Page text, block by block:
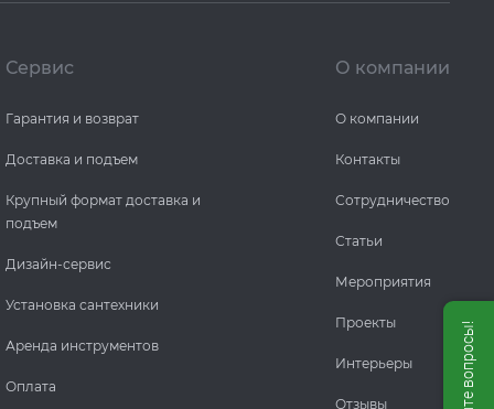
Сервис
Гарантия и возврат
Доставка и подъем
Крупный формат доставка и
подъем
Дизайн-сервис
Установка сантехники
Аренда инструментов
Оплата
О компании
О компании
Контакты
Сотрудничество
Статьи
Мероприятия
Проекты
Интерьеры
Отзывы